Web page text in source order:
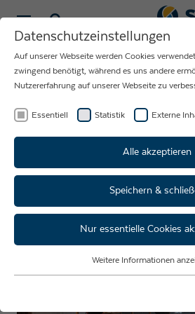
NEUIGKEITEN
RUND UM DAS
UNTERNEHMEN
STRAMA-MPS
Train The Trainer
Datenschutzeinstellungen
Auf unserer Webseite werden Cookies
zwingend benötigt, während es uns andere
Nutzererfahrung auf unserer Webseite zu
Essentiell Statistik Externe
Alle akzeptieren
Speichern &
Nur essentielle Cookies
Essentielle Cookies werden für grundlegende
Weitere Informationen